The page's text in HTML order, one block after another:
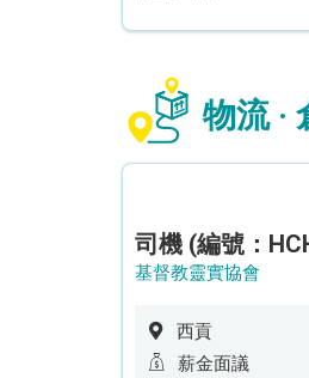
物流 ·
基督教靈實協會
西貢
薪金面議